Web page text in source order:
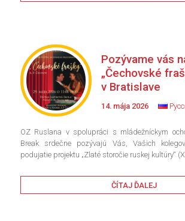
Pozývame vás
„Čechovské
v Bratislave
14. mája 2026
OZ Ruslana v spolupráci s mládežníckym
Break srdečne pozývajú Vás, Vašich
podujatie projektu „Zlaté storočie ruskej kultúry“
ČÍTAJ ĎALEJ